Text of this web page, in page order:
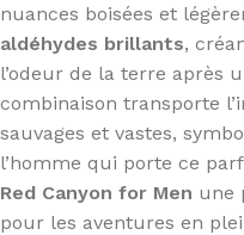
nuances boisées et
aldéhydes brillants,
l’odeur de la terre après
combinaison transporte
sauvages et vastes,
l’homme qui porte ce
Red Canyon for Men une
pour les aventures en